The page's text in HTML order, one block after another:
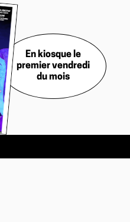
En kiosque le
premier vendredi
du mois